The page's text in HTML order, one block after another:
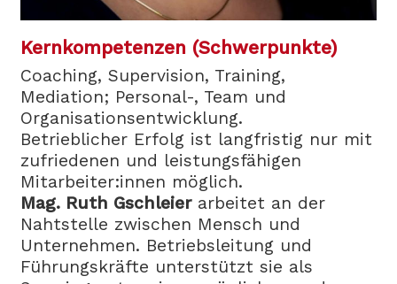
Kernkompetenzen (Schwerpunkte)
Coaching, Supervision, Training,
Mediation; Personal-, Team und
Organisationsentwicklung.
Betrieblicher Erfolg ist langfristig nur mit
zufriedenen und leistungsfähigen
Mitarbeiter:innen möglich.
Mag. Ruth Gschleierarbeitet an der
Nahtstelle zwischen Mensch und
Unternehmen. Betriebsleitung und
Führungskräfte unterstützt sie als